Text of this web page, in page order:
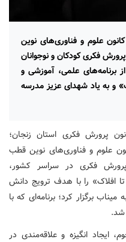
علوم و فناوری‌های نوین
مرکز کانون پرورش فکری کودکان و نوجوانان
برنامه‌های علمی، آموزشی و
و به یاد شهدای عزیز مدرسه
پرورش فکری استان زنجان؛
علوم و فناوری‌های نوین قطب
مرکز کانون پرورش فکری در سراسر کشور،
تا افلاک» را با هدف ترویج دانش
برگزار کرد؛ برنامه‌ای که با
شد.
ایجاد انگیزه و علاقه‌مندی در